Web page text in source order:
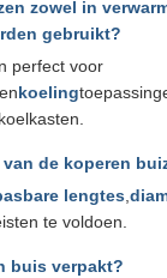
zowel in
gebruikt?
perfect voor
enkoeling
de koperen
lengtes,
te voldoen.
buis verpakt?